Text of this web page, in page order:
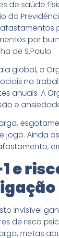
de saúde
da
por
de S.Paulo.
global, a
no
anuais. A
e
jogo. Ainda
e
invisível
de risco
metas